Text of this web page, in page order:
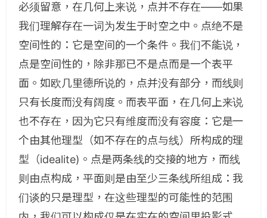
必须留意，在几何上来说，点并不存在——如果
我们理解存在一词为发生于时空之中。点绝不是
空间性的：它是空间的一个条件。我们不能说，
点是空间性的，除非那已不是点而是一个表平
面。如欧几里德所说的，点并没有部分，而线则
只有长度而没有阔度。而表平面，在几何上来说
也不存在，因为它只有维度而没有容度：它是一
个由其他理型（如不存在的点与线）所构成的理
型（idealite)。点是两条线的交接的地方，而线
则由点构成，平面则是由至少三条线所组成：我
们谈的只是理型，在这些理型的可能性的范围